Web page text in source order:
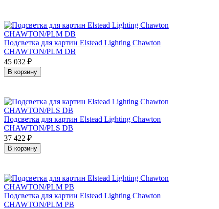
Подсветка для картин Elstead Lighting Chawton
CHAWTON/PLM DB
45 032 ₽
В корзину
Подсветка для картин Elstead Lighting Chawton
CHAWTON/PLS DB
37 422 ₽
В корзину
Подсветка для картин Elstead Lighting Chawton
CHAWTON/PLM PB